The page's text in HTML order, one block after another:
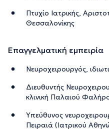
Πτυχίο Ιατρικής,
Θεσσαλονίκης
Επαγγελματική εμπειρία
Νευροχειρουργός,
Διευθυντής
κλινική Παλαιού
Υπεύθυνος
Πειραιά (Ιατρικού